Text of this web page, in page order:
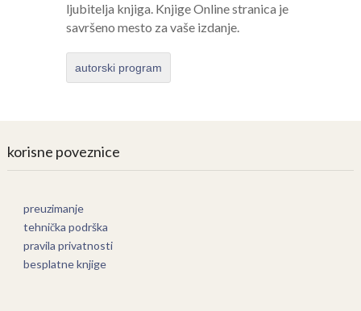
ljubitelja knjiga. Knjige Online stranica je
savršeno mesto za vaše izdanje.
autorski program
korisne poveznice
preuzimanje
tehnička podrška
pravila privatnosti
besplatne knjige